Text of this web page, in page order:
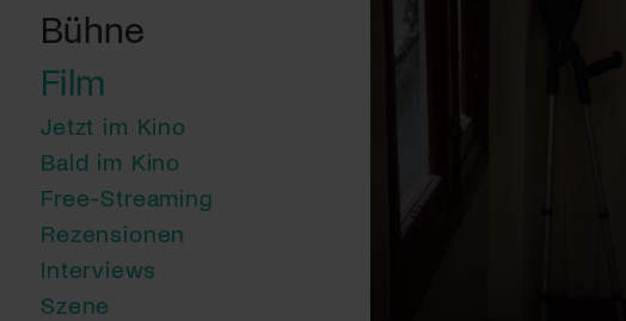
Bühne
Film
Jetzt im Kino
Bald im Kino
Free-Streaming
Rezensionen
Interviews
Szene